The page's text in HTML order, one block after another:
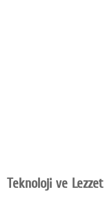
Teknoloji ve